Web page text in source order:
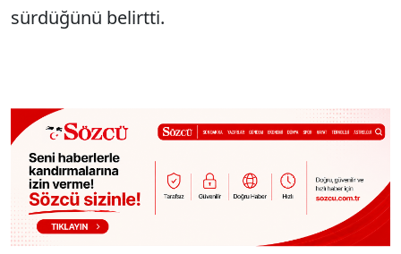
sürdüğünü belirtti.